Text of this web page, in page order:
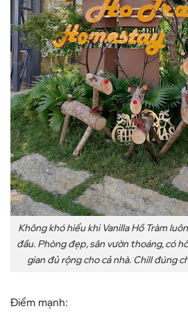
Không khó hiểu khi Vanilla Hồ Tràm
đầu. Phòng đẹp, sân vườn thoáng, có
gian đủ rộng cho cả nhà. Chill đúng
Điểm mạnh: